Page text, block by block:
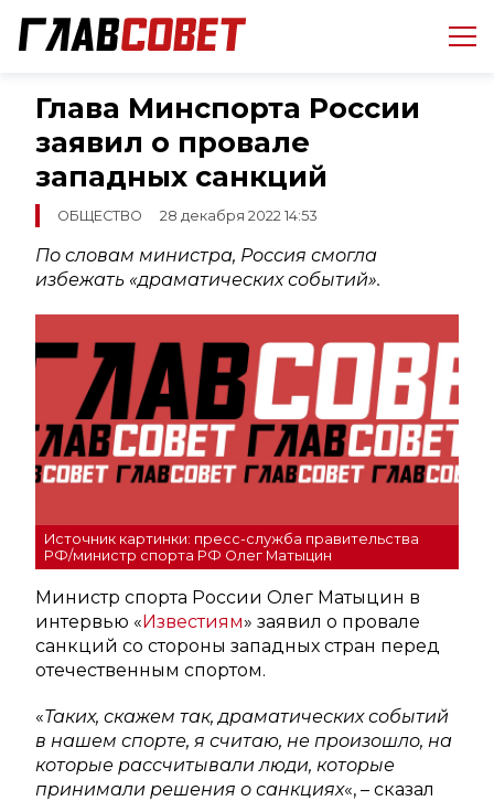
Глава Минспорта России
заявил о провале
западных санкций
ОБЩЕСТВО 28 декабря 2022 14:53
По словам министра, Россия смогла
избежать «драматических событий».
Источник картинки: пресс-служба правительства
РФ/министр спорта РФ Олег Матыцин
Министр спорта России Олег Матыцин в
интервью «Известиям» заявил о провале
санкций со стороны западных стран перед
отечественным спортом.
«Таких, скажем так, драматических событий
в нашем спорте, я считаю, не произошло, на
которые рассчитывали люди, которые
принимали решения о санкциях«, – сказал